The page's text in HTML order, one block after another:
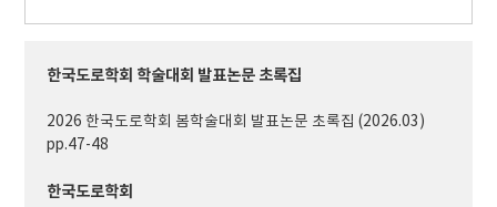
한국도로학회 학술대회 발표논문 초록집
2026 한국도로학회 봄학술대회 발표논문 초록집 (2026.03)
pp.47-48
한국도로학회